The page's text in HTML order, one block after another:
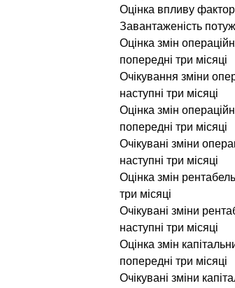
Оцінка впливу
Завантаженість
Оцінка змін
попередні три місяці
Очікування зміни
наступні три місяці
Оцінка змін
попередні три місяці
Очікувані зміни
наступні три місяці
Оцінка змін
три місяці
Очікувані зміни
наступні три місяці
Оцінка змін
попередні три місяці
Очікувані зміни